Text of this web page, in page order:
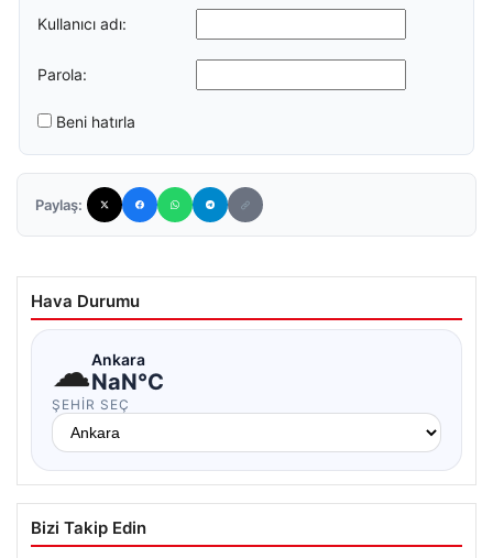
Kullanıcı adı:
Parola:
Beni hatırla
Paylaş:
Hava Durumu
☁Ankara
NaN°C
ŞEHIR SEÇ
Bizi Takip Edin